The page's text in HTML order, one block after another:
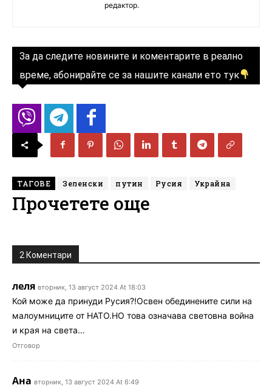
редактор.
За да следите новините и коментарите в реално
време, абонирайте се за нашите канали ето тук
ТАГОВЕ Зеленски путин Русия Украйна
Прочетете още
2 Коментари
леля вторник, 13 август 2024 At 18:03
Кой може да принуди Русия?!Освен обединените сили на
малоумниците от НАТО.НО това означава световна война
и края на света…
Отговор
Ана вторник, 13 август 2024 At 6:49